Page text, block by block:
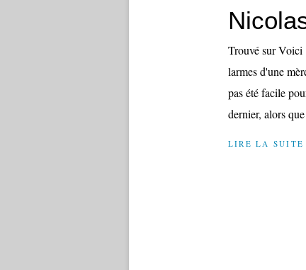
Trouvé sur Voici
larmes d'une
pas été facile
dernier, alors
LIRE LA SUITE